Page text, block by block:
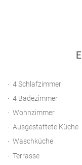
4 Schlafzimmer
4 Badezimmer
Wohnzimmer
Ausgestattete Küche
Waschküche
Terrasse